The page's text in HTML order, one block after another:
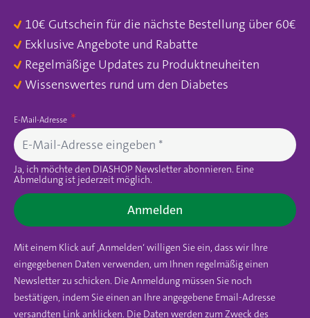
10€ Gutschein für die nächste Bestellung über 60€
Exklusive Angebote und Rabatte
Regelmäßige Updates zu Produktneuheiten
Wissenswertes rund um den Diabetes
E-Mail-Adresse
Ja, ich möchte den DIASHOP Newsletter abonnieren. Eine
Abmeldung ist jederzeit möglich.
Anmelden
Mit einem Klick auf ‚Anmelden‘ willigen Sie ein, dass wir Ihre
eingegebenen Daten verwenden, um Ihnen regelmäßig einen
Newsletter zu schicken. Die Anmeldung müssen Sie noch
bestätigen, indem Sie einen an Ihre angegebene Email-Adresse
versandten Link anklicken. Die Daten werden zum Zweck des